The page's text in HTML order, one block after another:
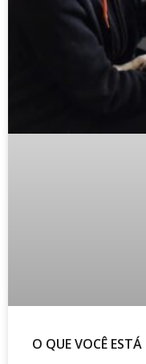
O QUE VOCÊ